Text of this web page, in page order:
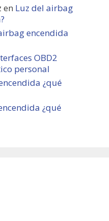
en Luz del airbag
encendida
OBD2
personal
¿qué
¿qué